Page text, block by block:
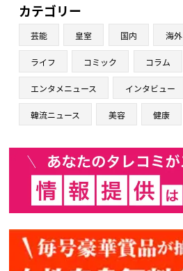
カテゴリー
芸能 皇室 国内 海外
ライフ コミック コラム
エンタメニュース インタビュー
韓流ニュース 美容 健康